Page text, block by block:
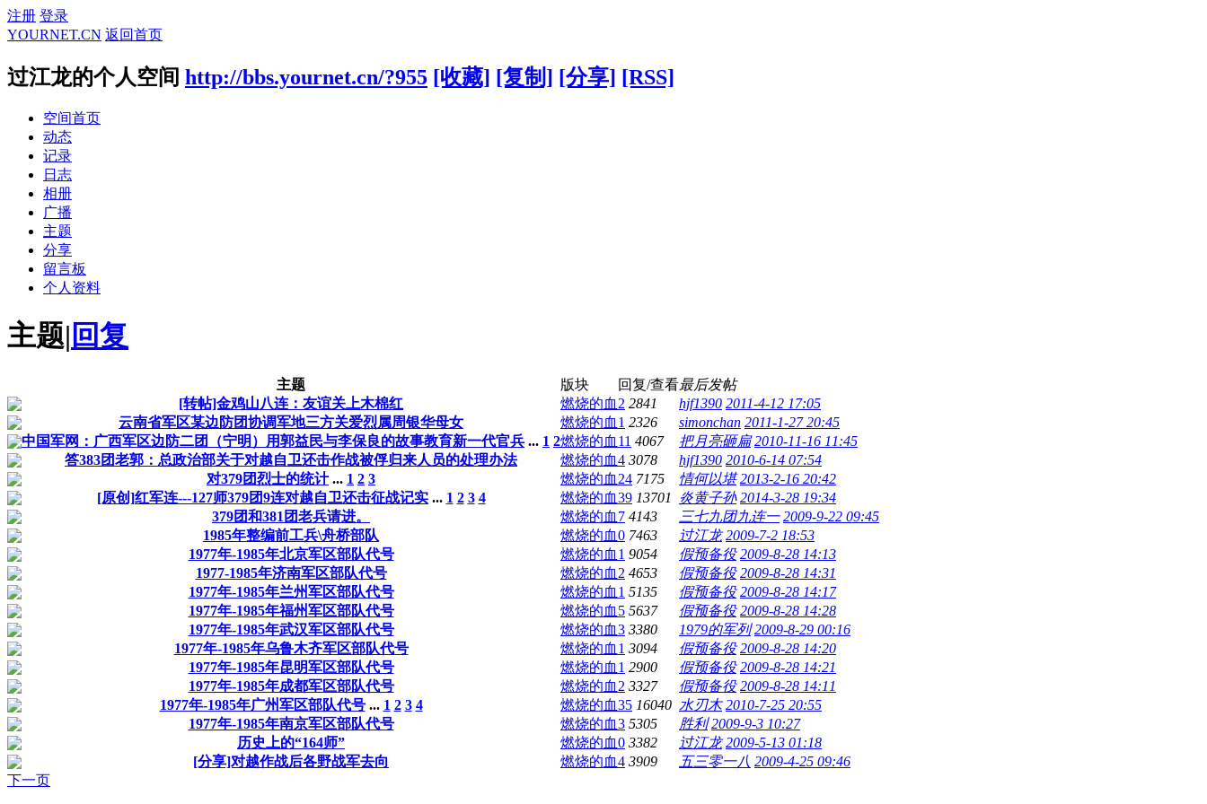
注册 登录
YOURNET.CN 返回首页
过江龙的个人空间 http://bbs.yournet.cn/?955 [收藏] [复制] [分享] [RSS]
空间首页
动态
记录
日志
相册
广播
主题
分享
留言板
个人资料
主题| 回复
主题 版块 回复/查看最后发帖
[转帖]金鸡山八连：友谊关上木棉红
燃烧的血 2 2841 hjf1390 2011-4-12 17:05
云南省军区某边防团协调军地三方关爱烈属周银华母女
燃烧的血 1 2326 simonchan 2011-1-27 20:45
中国军网：广西军区边防二团（宁明）用郭益民与李保良的故事教育新一代官兵 ... 1 2燃烧的血 11 4067 把月亮砸扁 2010-11-16 11:45
答383团老郭：总政治部关于对越自卫还击作战被俘归来人员的处理办法
燃烧的血4 3078 hjf1390 2010-6-14 07:54
对379团烈士的统计 ... 1 2 3 燃烧的血 24 7175 情何以堪 2013-2-16 20:42
[原创]红军连---127师379团9连对越自卫还击征战记实 ... 1 2 3 4 燃烧的血39 13701 炎黄子孙 2014-3-28 19:34
379团和381团老兵请进。
燃烧的血 7 4143 三七九团九连一 2009-9-22 09:45
1985年整编前工兵\舟桥部队
燃烧的血0 7463 过江龙 2009-7-2 18:53
1977年-1985年北京军区部队代号
燃烧的血 1 9054 假预备役 2009-8-28 14:13
1977-1985年济南军区部队代号
燃烧的血 2 4653 假预备役 2009-8-28 14:31
1977年-1985年兰州军区部队代号
燃烧的血 1 5135 假预备役 2009-8-28 14:17
1977年-1985年福州军区部队代号
燃烧的血 5 5637 假预备役 2009-8-28 14:28
1977年-1985年武汉军区部队代号
燃烧的血3 3380 1979的军列 2009-8-29 00:16
1977年-1985年乌鲁木齐军区部队代号
燃烧的血 1 3094 假预备役 2009-8-28 14:20
1977年-1985年昆明军区部队代号
燃烧的血 1 2900 假预备役 2009-8-28 14:21
1977年-1985年成都军区部队代号
燃烧的血 2 3327 假预备役 2009-8-28 14:11
1977年-1985年广州军区部队代号 ... 1 2 3 4 燃烧的血35 16040 水刃木 2010-7-25 20:55
1977年-1985年南京军区部队代号
燃烧的血3 5305 胜利 2009-9-3 10:27
历史上的“164师”
燃烧的血0 3382 过江龙 2009-5-13 01:18
[分享]对越作战后各野战军去向
燃烧的血4 3909 五三零一八 2009-4-25 09:46
下一页